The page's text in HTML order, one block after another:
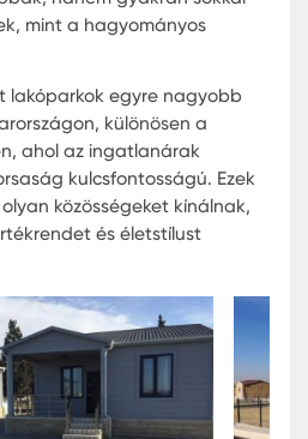
lakóhelyek árai
mint a hagyományos
vállalat specializálódott a
házak építésére és
kiváló minőségű
megoldásokkal készülnek.
hanem gyakran
mint a hagyományos